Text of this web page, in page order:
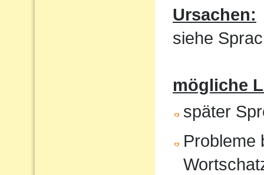
Ursachen:
siehe
mögliche
später
Probleme